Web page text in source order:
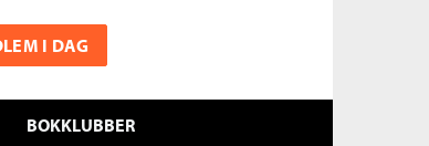
I DAG
BOKKLUBBER